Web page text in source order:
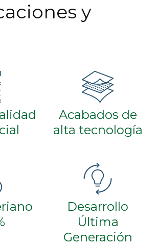
y
Acabados de
alta tecnología
Desarrollo
Última
Generación